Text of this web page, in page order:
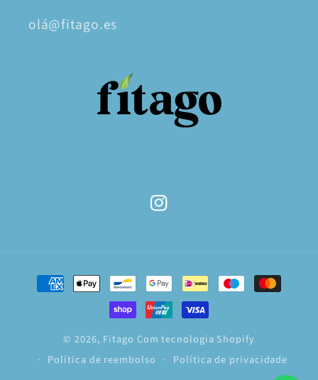
olá@fitago.es
Instagram
Métodos
de
© 2026, Fitago Com tecnologia Shopify
Política de reembolso
Política de privacidade